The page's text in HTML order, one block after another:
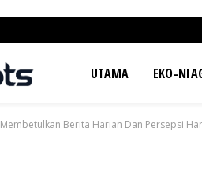
UTAMA EKO-
Membetulkan Berita Harian Dan Persepsi